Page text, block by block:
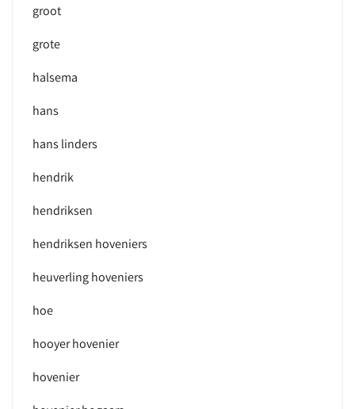
groot
grote
halsema
hans
hans linders
hendrik
hendriksen
hendriksen hoveniers
heuverling hoveniers
hoe
hooyer hovenier
hovenier